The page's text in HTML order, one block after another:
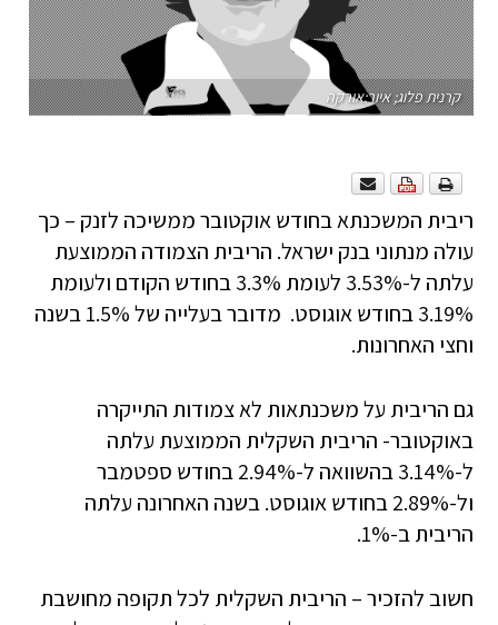
קרנית פלוג; איור:אורקה
ריבית המשכנתא בחודש אוקטובר ממשיכה לזנק – כך
עולה מנתוני בנק ישראל. הריבית הצמודה הממוצעת
עלתה ל-3.53% לעומת 3.3% בחודש הקודם ולעומת
3.19% בחודש אוגוסט. מדובר בעלייה של 1.5% בשנה
וחצי האחרונות.
גם הריבית על משכנתאות לא צמודות התייקרה
באוקטובר- הריבית השקלית הממוצעת עלתה
ל-3.14% בהשוואה ל-2.94% בחודש ספטמבר
ול-2.89% בחודש אוגוסט. בשנה האחרונה עלתה
הריבית ב-1%.
חשוב להזכיר – הריבית השקלית לכל תקופה מחושבת